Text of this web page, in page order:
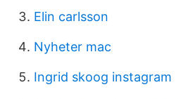
Elin carlsson
Nyheter mac
Ingrid skoog instagram